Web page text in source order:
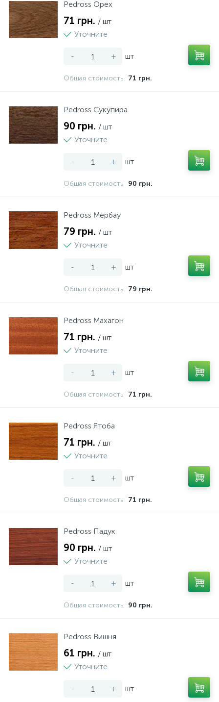
Pedross Орех
71 грн. / шт
Уточните
- + шт
Общая стоимость 71 грн.
Pedross Сукупира
90 грн. / шт
Уточните
- + шт
Общая стоимость 90 грн.
Pedross Мербау
79 грн. / шт
Уточните
- + шт
Общая стоимость 79 грн.
Pedross Махагон
71 грн. / шт
Уточните
- + шт
Общая стоимость 71 грн.
Pedross Ятоба
71 грн. / шт
Уточните
- + шт
Общая стоимость 71 грн.
Pedross Падук
90 грн. / шт
Уточните
- + шт
Общая стоимость 90 грн.
Pedross Вишня
61 грн. / шт
Уточните
- + шт